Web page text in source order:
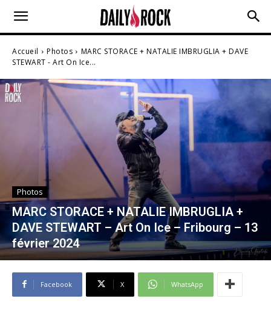
Accueil Photos
MARC STORACE + NATALIE IMBRUGLIA + DAVE
STEWART - Art On Ice...
Photos
MARC STORACE + NATALIE IMBRUGLIA +
DAVE STEWART – Art On Ice – Fribourg – 13
février 2024
Facebook X WhatsApp